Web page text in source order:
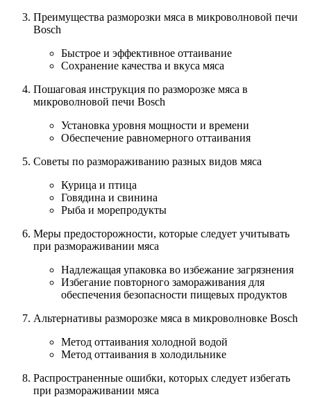
Преимущества разморозки мяса в микроволновой печи
Bosch
Быстрое и эффективное оттаивание
Сохранение качества и вкуса мяса
Пошаговая инструкция по разморозке мяса в
микроволновой печи Bosch
Установка уровня мощности и времени
Обеспечение равномерного оттаивания
Советы по размораживанию разных видов мяса
Курица и птица
Говядина и свинина
Рыба и морепродукты
Меры предосторожности, которые следует учитывать
при размораживании мяса
Надлежащая упаковка во избежание загрязнения
Избегание повторного замораживания для
обеспечения безопасности пищевых продуктов
Альтернативы разморозке мяса в микроволновке Bosch
Метод оттаивания холодной водой
Метод оттаивания в холодильнике
Распространенные ошибки, которых следует избегать
при размораживании мяса